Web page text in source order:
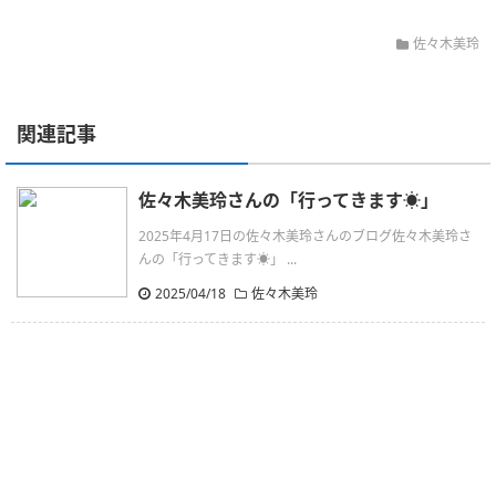
佐々木美玲
関連記事
佐々木美玲さんの「行ってきます☀️」
2025年4月17日の佐々木美玲さんのブログ佐々木美玲さ
んの「行ってきます☀️」 ...
2025/04/18
佐々木美玲